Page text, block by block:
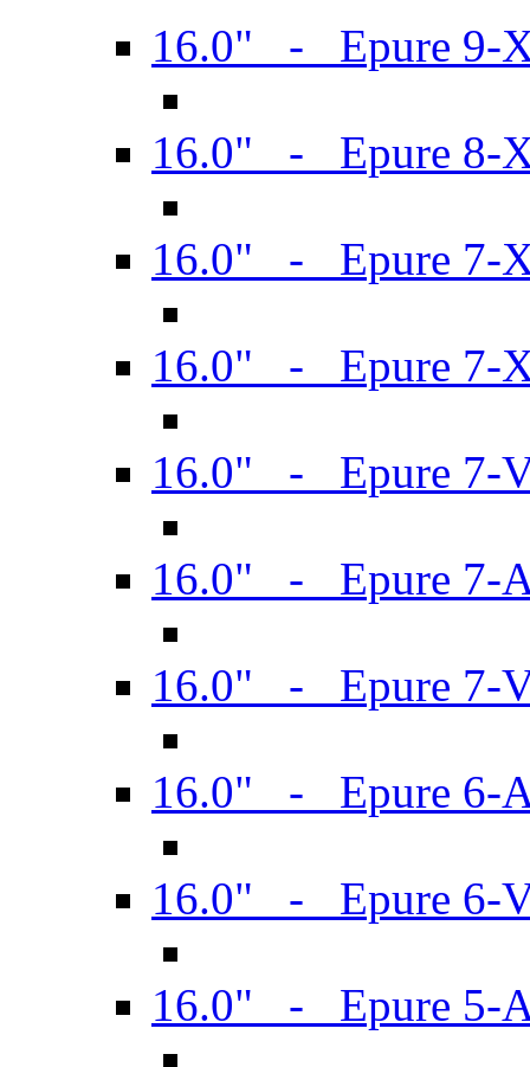
16.0" - Epure 9-
16.0" - Epure 8-
16.0" - Epure 7-
16.0" - Epure 7-
16.0" - Epure 7-
16.0" - Epure 7-
16.0" - Epure 7-
16.0" - Epure 6-
16.0" - Epure 6-
16.0" - Epure 5-